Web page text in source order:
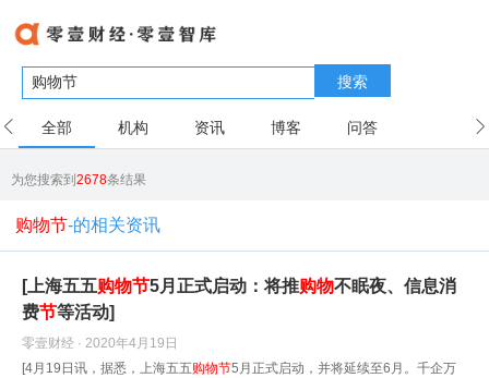
搜索
全部 机构 资讯 博客 问答
为您搜索到2678条结果
购物节-的相关资讯
[上海五五购物节5月正式启动：将推购物不眠夜、信息消
费节等活动]
零壹财经 · 2020年4月19日
[4月19日讯，据悉，上海五五购物节5月正式启动，并将延续至6月。千企万